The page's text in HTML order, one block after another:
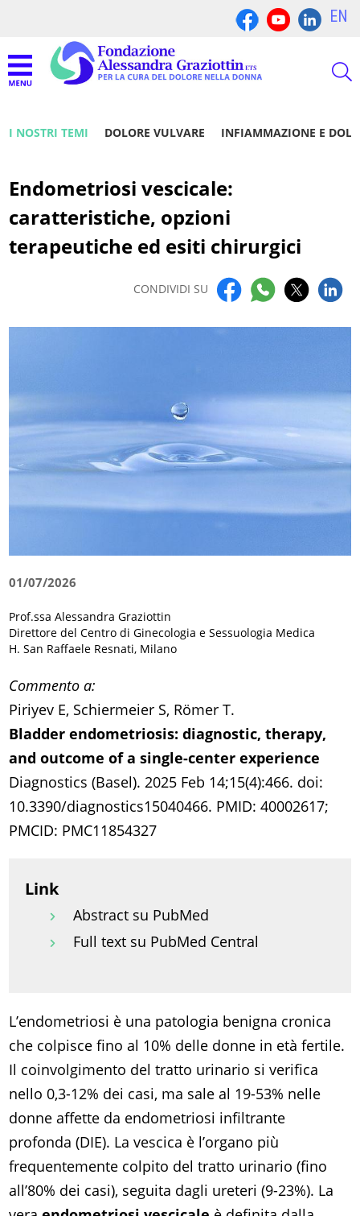
EN
I NOSTRI TEMI DOLORE VULVARE INFIAMMAZIONE E
Endometriosi vescicale:
caratteristiche, opzioni
terapeutiche ed esiti chirurgici
CONDIVIDI SU
01/07/2026
Prof.ssa Alessandra Graziottin
Direttore del Centro di Ginecologia e Sessuologia Medica
H. San Raffaele Resnati, Milano
Commento a:
Piriyev E, Schiermeier S, Römer T.
Bladder endometriosis: diagnostic, therapy,
and outcome of a single-center experience
Diagnostics (Basel). 2025 Feb 14;15(4):466. doi:
10.3390/diagnostics15040466. PMID: 40002617;
PMCID: PMC11854327
Link
Abstract su PubMed
Full text su PubMed Central
L’endometriosi è una patologia benigna cronica
che colpisce fino al 10% delle donne in età fertile.
Il coinvolgimento del tratto urinario si verifica
nello 0,3-12% dei casi, ma sale al 19-53% nelle
donne affette da endometriosi infiltrante
profonda (DIE). La vescica è l’organo più
frequentemente colpito del tratto urinario (fino
all’80% dei casi), seguita dagli ureteri (9-23%). La